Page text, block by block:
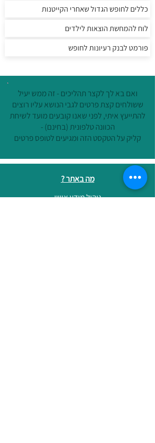
כללים לחופש הגדול שאחרי הקייטנות
לוח להמחשת הוצאות לילדים
פורמט לבנק רעיונות לחופש
ואם בא לך לקצר תהליכים - זה ממש יעיל
ששולחים קצת פרטים לגבי הנושא עליו רוצים
להתייעץ איתי, לפני שאנו קובעים מועד לשיחת
הכוונה טלפונית (בחינם) -
קליק על הטקסט הזה ומגיעים לטופס פרטים
מה באתר ?
ניהול מידע אישי